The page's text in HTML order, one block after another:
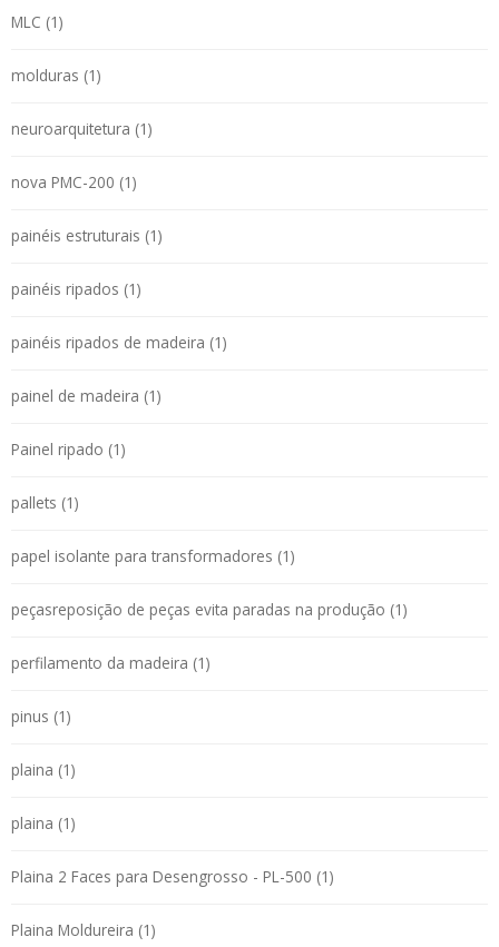
MLC (1)
molduras (1)
neuroarquitetura (1)
nova PMC-200 (1)
painéis estruturais (1)
painéis ripados (1)
painéis ripados de madeira (1)
painel de madeira (1)
Painel ripado (1)
pallets (1)
papel isolante para transformadores (1)
peçasreposição de peças evita paradas na produção (1)
perfilamento da madeira (1)
pinus (1)
plaina (1)
plaina (1)
Plaina 2 Faces para Desengrosso - PL-500 (1)
Plaina Moldureira (1)